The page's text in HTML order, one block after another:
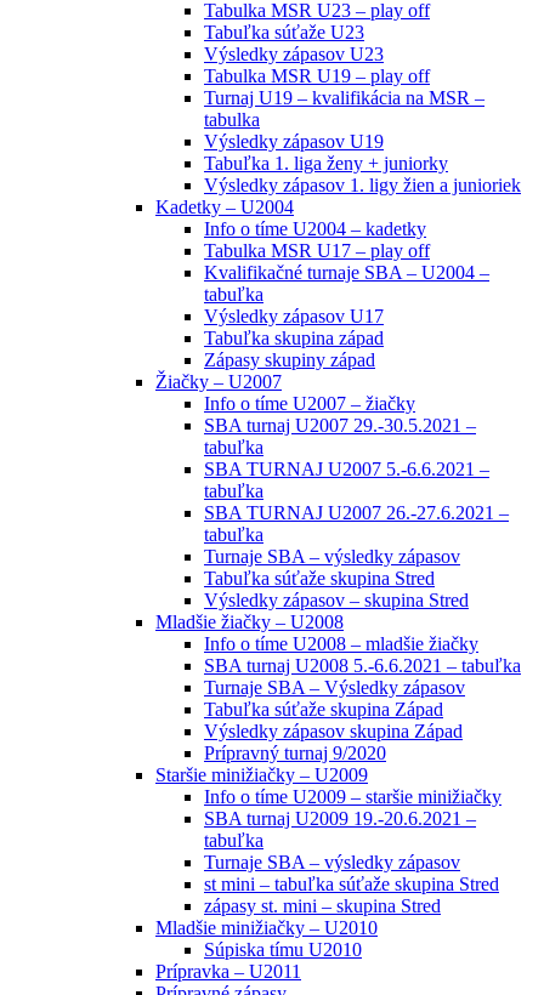
Tabulka MSR U23 – play off
Tabuľka súťaže U23
Výsledky zápasov U23
Tabulka MSR U19 – play off
Turnaj U19 – kvalifikácia na MSR –
tabulka
Výsledky zápasov U19
Tabuľka 1. liga ženy + juniorky
Výsledky zápasov 1. ligy žien a junioriek
Kadetky – U2004
Info o tíme U2004 – kadetky
Tabulka MSR U17 – play off
Kvalifikačné turnaje SBA – U2004 –
tabuľka
Výsledky zápasov U17
Tabuľka skupina západ
Zápasy skupiny západ
Žiačky – U2007
Info o tíme U2007 – žiačky
SBA turnaj U2007 29.-30.5.2021 –
tabuľka
SBA TURNAJ U2007 5.-6.6.2021 –
tabuľka
SBA TURNAJ U2007 26.-27.6.2021 –
tabuľka
Turnaje SBA – výsledky zápasov
Tabuľka súťaže skupina Stred
Výsledky zápasov – skupina Stred
Mladšie žiačky – U2008
Info o tíme U2008 – mladšie žiačky
SBA turnaj U2008 5.-6.6.2021 – tabuľka
Turnaje SBA – Výsledky zápasov
Tabuľka súťaže skupina Západ
Výsledky zápasov skupina Západ
Prípravný turnaj 9/2020
Staršie minižiačky – U2009
Info o tíme U2009 – staršie minižiačky
SBA turnaj U2009 19.-20.6.2021 –
tabuľka
Turnaje SBA – výsledky zápasov
st mini – tabuľka súťaže skupina Stred
zápasy st. mini – skupina Stred
Mladšie minižiačky – U2010
Súpiska tímu U2010
Prípravka – U2011